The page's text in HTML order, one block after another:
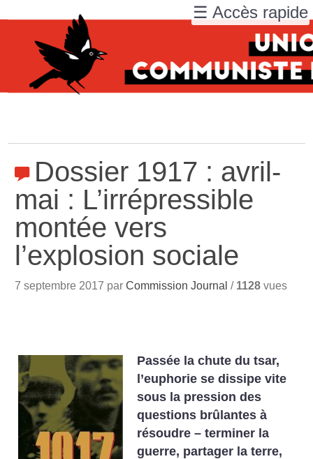
Dossier 1917 : avril-
mai : L’irrépressible
montée vers
l’explosion sociale
7 septembre 2017 parCommission Journal / 1128 vues
Passée la chute du tsar,
l’euphorie se dissipe vite
sous la pression des
questions brûlantes à
résoudre – terminer la
guerre, partager la terre,
☰ Accès rapide